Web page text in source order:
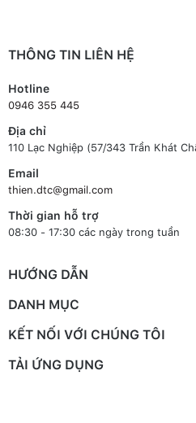
THÔNG TIN LIÊN HỆ
Hotline
0946 355 445
Địa chỉ
110 Lạc Nghiệp (57/343 Trần Khát
Email
thien.dtc@gmail.com
Thời gian hỗ trợ
08:30 - 17:30 các ngày trong tuần
HƯỚNG DẪN
DANH MỤC
KẾT NỐI VỚI CHÚNG TÔI
TẢI ỨNG DỤNG